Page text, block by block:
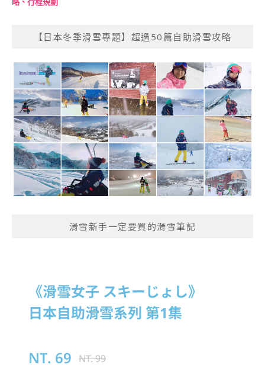
【日本冬季滑雪專題】超過50篇自助滑雪攻略
滑雪新手一定要買的滑雪筆記